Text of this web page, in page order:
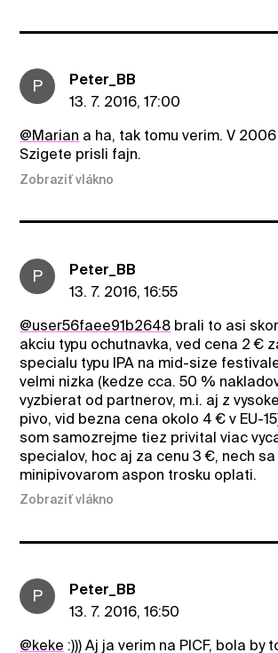
P
Peter_BB
13. 7. 2016, 17:00
@Marian a ha, tak tomu verim. V
Szigete prisli fajn.
Zobraziť vlákno
P
Peter_BB
13. 7. 2016, 16:55
@user56faee91b2648 brali to asi
akciu typu ochutnavka, ved cena 2 €
specialu typu IPA na mid-size
velmi nizka (kedze cca. 50 %
vyzbierat od partnerov, m.i. aj z
pivo, vid bezna cena okolo 4 € v EU-
som samozrejme tiez privital viac
specialov, hoc aj za cenu 3 €, nech
minipivovarom aspon trosku oplati.
Zobraziť vlákno
P
Peter_BB
13. 7. 2016, 16:50
@keke :))) Aj ja verim na PICF, bola by